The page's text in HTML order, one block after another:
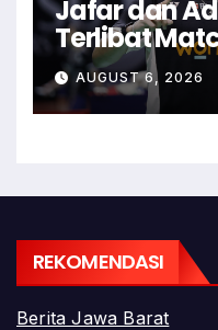
Jafar dan
Terlibat
Langsung
Ganda
AUGUST 6, 2026
REKOMENDASI
Berita Jawa Barat